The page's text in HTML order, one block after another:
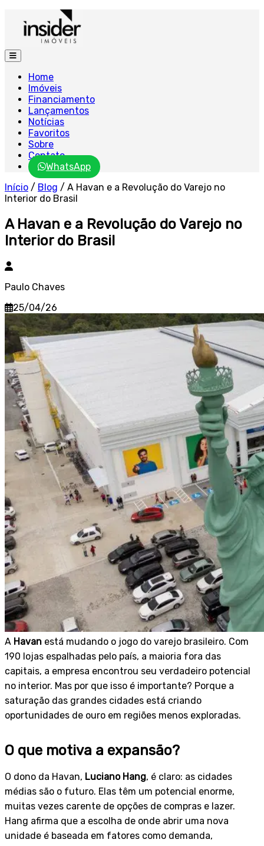
Home
Imóveis
Financiamento
Lançamentos
Notícias
Favoritos
Sobre
Contato
WhatsApp
Início / Blog / A Havan e a Revolução do Varejo no
Interior do Brasil
A Havan e a Revolução do Varejo no
Interior do Brasil
Paulo Chaves
25/04/26
A Havan está mudando o jogo do varejo brasileiro. Com
190 lojas espalhadas pelo país, a maioria fora das
capitais, a empresa encontrou seu verdadeiro potencial
no interior. Mas por que isso é importante? Porque a
saturação das grandes cidades está criando
oportunidades de ouro em regiões menos exploradas.
O que motiva a expansão?
O dono da Havan, Luciano Hang, é claro: as cidades
médias são o futuro. Elas têm um potencial enorme,
muitas vezes carente de opções de compras e lazer.
Hang afirma que a escolha de onde abrir uma nova
unidade é baseada em fatores como demanda,